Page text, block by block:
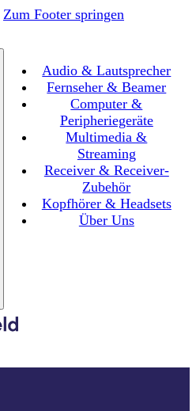
Zum Footer springen
Audio & Lautsprecher
Fernseher & Beamer
Computer &
Peripheriegeräte
Multimedia &
Streaming
Receiver & Receiver-
Zubehör
Kopfhörer & Headsets
Über Uns